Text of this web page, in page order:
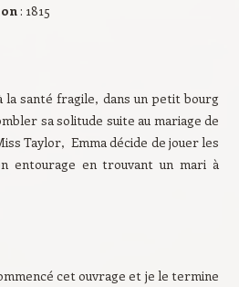
: 1815
la santé fragile, dans un petit bourg
sa solitude suite au mariage de
Taylor, Emma décide de jouer les
entourage en trouvant un mari à
cet ouvrage et je le termine